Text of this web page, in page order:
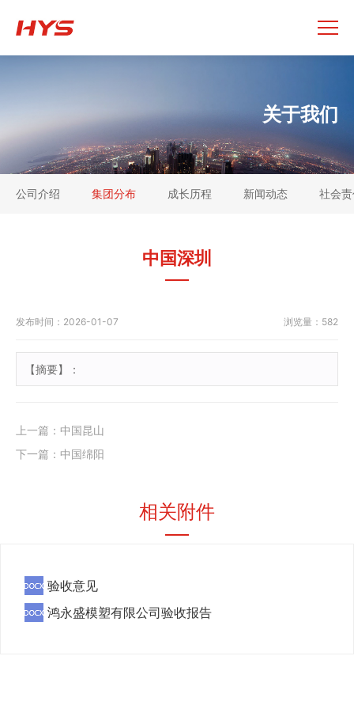
关于我们
公司介绍 集团分布 成长历程 新闻动态 社会
中国深圳
发布时间： 2026-01-07 浏览量： 582
【摘要】：
上一篇： 中国昆山
下一篇： 中国绵阳
相关附件
验收意见
鸿永盛模塑有限公司验收报告